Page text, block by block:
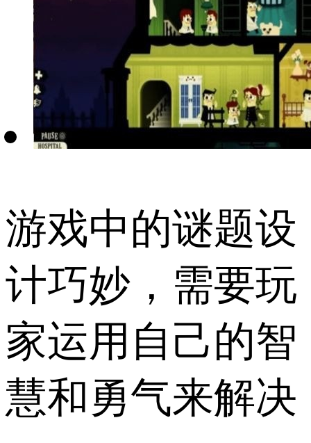
游戏中的谜题设
计巧妙，需要玩
家运用自己的智
慧和勇气来解决